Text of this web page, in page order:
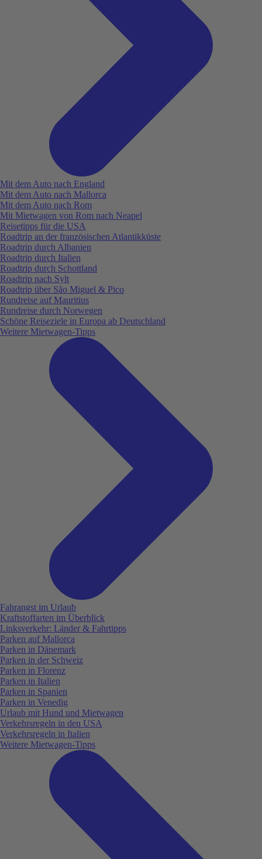
Mit dem Auto nach England
Mit dem Auto nach Mallorca
Mit dem Auto nach Rom
Mit Mietwagen von Rom nach Neapel
Reisetipps für die USA
Roadtrip an der französischen Atlantikküste
Roadtrip durch Albanien
Roadtrip durch Italien
Roadtrip durch Schottland
Roadtrip nach Sylt
Roadtrip über São Miguel & Pico
Rundreise auf Mauritius
Rundreise durch Norwegen
Schöne Reiseziele in Europa ab Deutschland
Weitere Mietwagen-Tipps
Fahrangst im Urlaub
Kraftstoffarten im Überblick
Linksverkehr: Länder & Fahrtipps
Parken auf Mallorca
Parken in Dänemark
Parken in der Schweiz
Parken in Florenz
Parken in Italien
Parken in Spanien
Parken in Venedig
Urlaub mit Hund und Mietwagen
Verkehrsregeln in den USA
Verkehrsregeln in Italien
Weitere Mietwagen-Tipps